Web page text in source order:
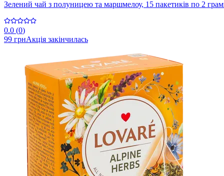
Зелений чай з полуницею та маршмелоу, 15 пакетиків по 2
0.0 (0)
99 грнАкція закінчилась